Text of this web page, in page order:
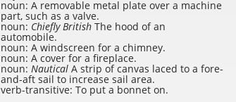
noun: A removable metal plate over a machine
part, such as a valve.
noun: Chiefly British The hood of an
automobile.
noun: A windscreen for a chimney.
noun: A cover for a fireplace.
noun: Nautical A strip of canvas laced to a fore-
and-aft sail to increase sail area.
verb-transitive: To put a bonnet on.